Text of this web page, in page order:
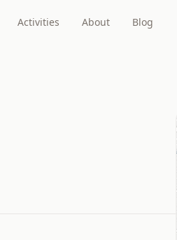
Activities About Blog